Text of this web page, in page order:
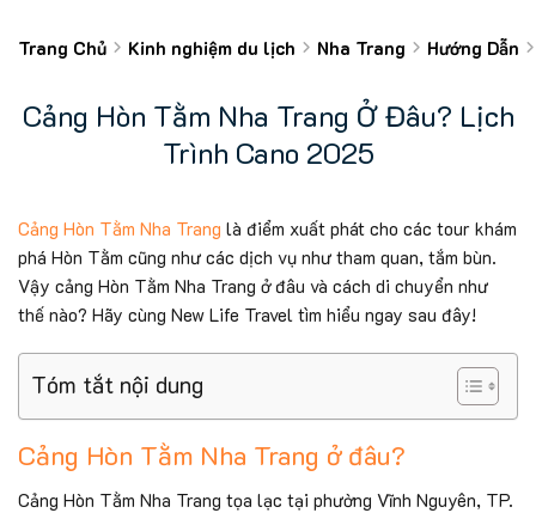
Trang Chủ Kinh nghiệm du lịch Nha Trang Hướng Dẫn
Cảng Hòn Tằm Nha Trang Ở Đâu? Lịch
Trình Cano 2025
Cảng Hòn Tằm Nha Trang là điểm xuất phát cho các tour khám
phá Hòn Tằm cũng như các dịch vụ như tham quan, tắm bùn.
Vậy cảng Hòn Tằm Nha Trang ở đâu và cách di chuyển như
thế nào? Hãy cùng New Life Travel tìm hiểu ngay sau đây!
Tóm tắt nội dung
Cảng Hòn Tằm Nha Trang ở đâu?
Cảng Hòn Tằm Nha Trang tọa lạc tại phường Vĩnh Nguyên, TP.